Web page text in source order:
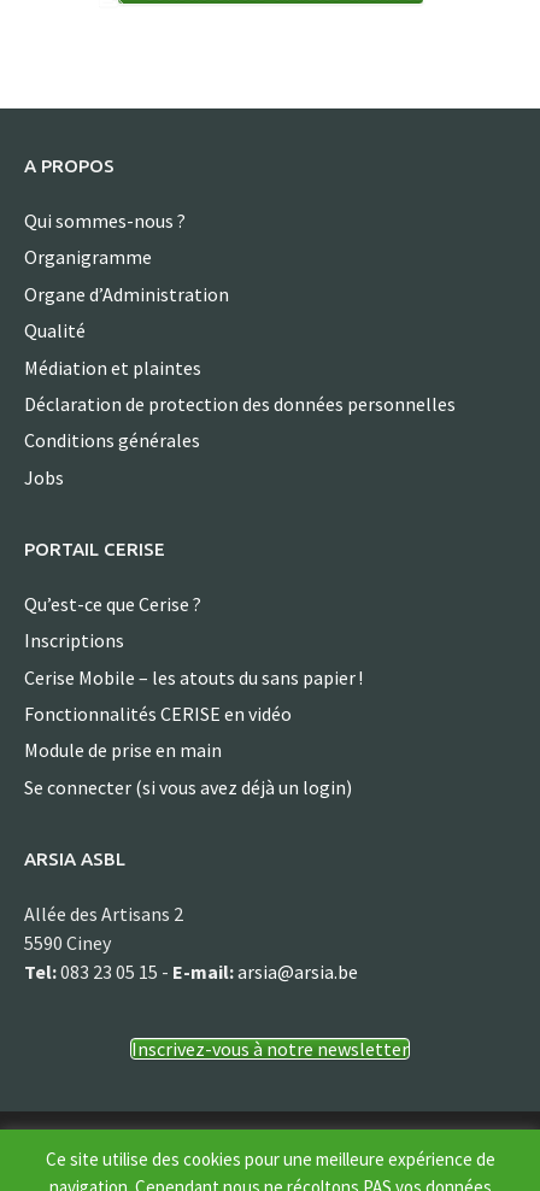
A PROPOS
Qui sommes-nous ?
Organigramme
Organe d’Administration
Qualité
Médiation et plaintes
Déclaration de protection des données personnelles
Conditions générales
Jobs
PORTAIL CERISE
Qu’est-ce que Cerise ?
Inscriptions
Cerise Mobile – les atouts du sans papier !
Fonctionnalités CERISE en vidéo
Module de prise en main
Se connecter (si vous avez déjà un login)
ARSIA ASBL
Allée des Artisans 2
5590 Ciney
Tel:083 23 05 15 - E-mail:arsia@arsia.be
Inscrivez-vous à notre newsletter
Ce site utilise des cookies pour une meilleure expérience de